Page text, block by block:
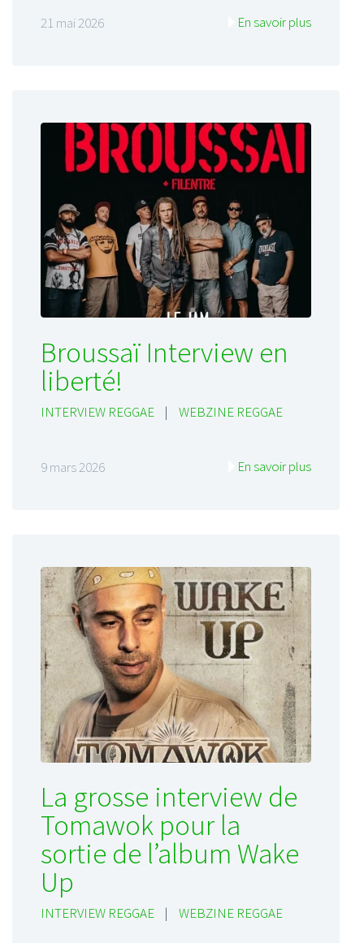
21 mai 2026 En savoir plus
Broussaï Interview en
liberté!
INTERVIEW REGGAE | WEBZINE REGGAE
9 mars 2026 En savoir plus
La grosse interview de
Tomawok pour la
sortie de l’album Wake
Up
INTERVIEW REGGAE | WEBZINE REGGAE